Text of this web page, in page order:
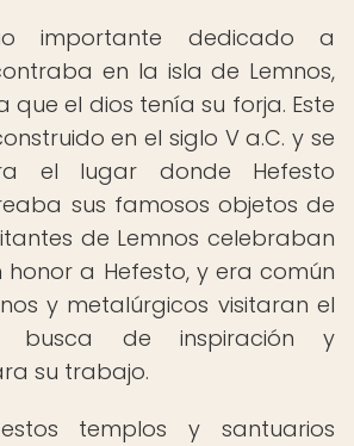
importante dedicado a
en la isla de Lemnos,
que el dios tenía su forja. Este
en el siglo V a.C. y se
el lugar donde Hefesto
sus famosos objetos de
de Lemnos celebraban
honor a Hefesto, y era común
y metalúrgicos visitaran el
busca de inspiración y
su trabajo.
templos y santuarios